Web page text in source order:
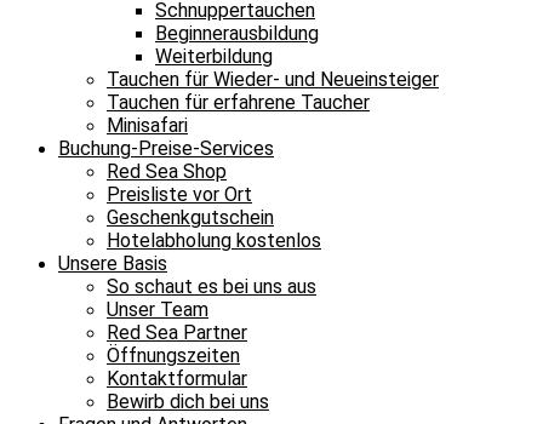
Schnuppertauchen
Beginnerausbildung
Weiterbildung
Tauchen für Wieder- und Neueinsteiger
Tauchen für erfahrene Taucher
Minisafari
Buchung-Preise-Services
Red Sea Shop
Preisliste vor Ort
Geschenkgutschein
Hotelabholung kostenlos
Unsere Basis
So schaut es bei uns aus
Unser Team
Red Sea Partner
Öffnungszeiten
Kontaktformular
Bewirb dich bei uns